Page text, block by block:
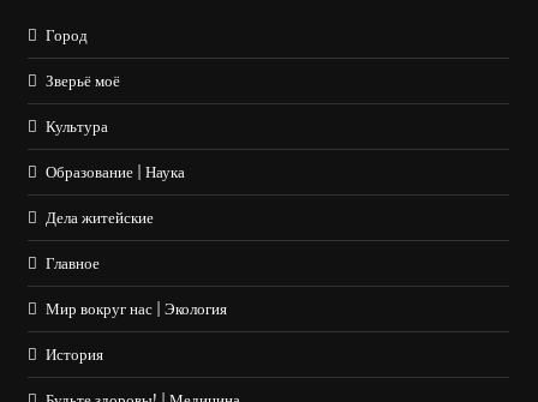
Город
Зверьё моё
Культура
Образование | Наука
Дела житейские
Главное
Мир вокруг нас | Экология
История